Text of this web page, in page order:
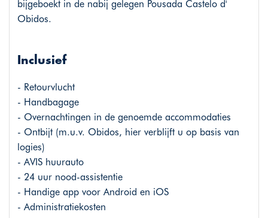
bijgeboekt in de nabij gelegen Pousada Castelo d'
Obidos.
Inclusief
- Retourvlucht
- Handbagage
- Overnachtingen in de genoemde accommodaties
- Ontbijt (m.u.v. Obidos, hier verblijft u op basis van
logies)
- AVIS huurauto
- 24 uur nood-assistentie
- Handige app voor Android en iOS
- Administratiekosten